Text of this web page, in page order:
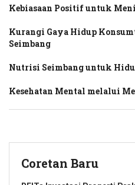
Kebiasaan Positif untuk
Kurangi Gaya Hidup
Seimbang
Nutrisi Seimbang untuk
Kesehatan Mental melalui
Coretan Baru